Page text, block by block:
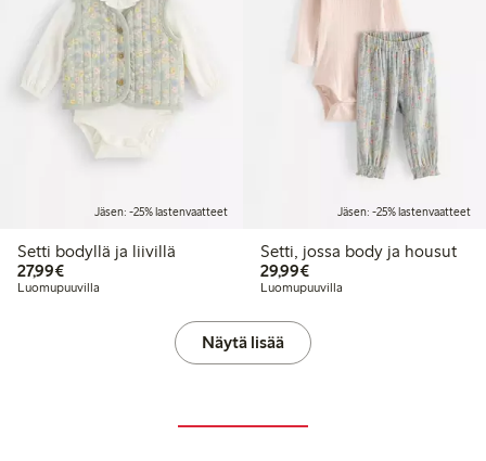
Jäsen: -25% lastenvaatteet
Setti bodyllä ja liivillä
27,99€27,99 €
Luomupuuvilla
Jäsen: -25% lastenvaatteet
Setti, jossa body ja housut
29,99€29,99 €
Luomupuuvilla
Näytä lisää